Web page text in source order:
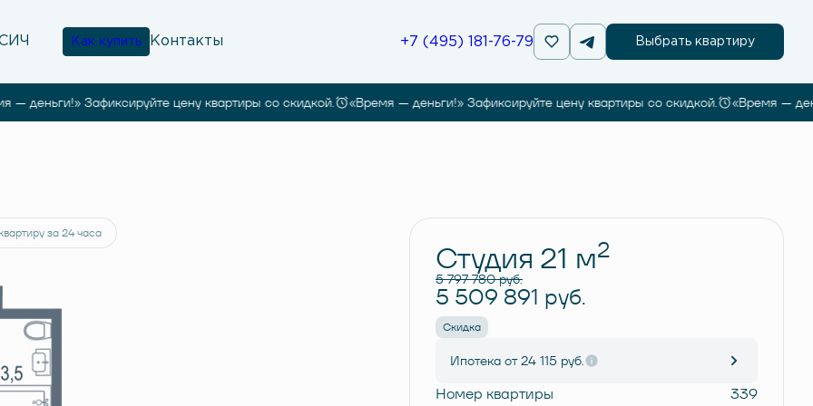
— деньги!» Зафиксируйте цену квартиры со скидкой. «Время — деньги!» Зафиксируйте цену квартиры со скидкой. «Время —
Как купить Контакты +7 (495) 181-76-79 Выбрать квартиру
за 24 часа
Студия 21 м2
5 797 780 руб.
5 509 891 руб.
Скидка
Ипотека от 24 115 руб.
Номер квартиры 339